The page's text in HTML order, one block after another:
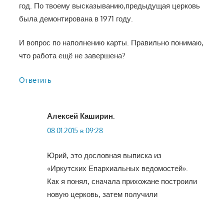
год. По твоему высказыванию,предыдущая церковь
была демонтирована в 1971 году.
И вопрос по наполнению карты. Правильно понимаю,
что работа ещё не завершена?
Ответить
Алексей Каширин:
08.01.2015 в 09:28
Юрий, это дословная выписка из
«Иркутских Епархиальных ведомостей».
Как я понял, сначала прихожане построили
новую церковь, затем получили